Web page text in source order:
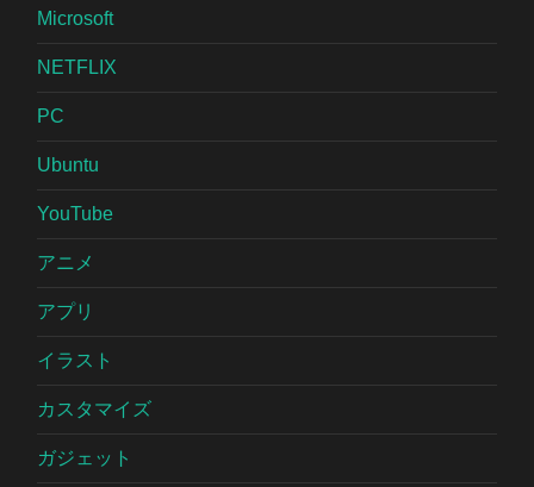
Microsoft
NETFLIX
PC
Ubuntu
YouTube
アニメ
アプリ
イラスト
カスタマイズ
ガジェット